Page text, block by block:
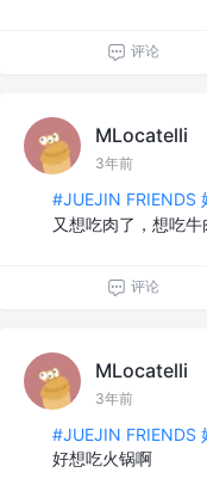
评论
MLocatelli
3年前
#JUEJIN FRIENDS
又想吃肉了，想吃
评论
MLocatelli
3年前
#JUEJIN FRIENDS
好想吃火锅啊